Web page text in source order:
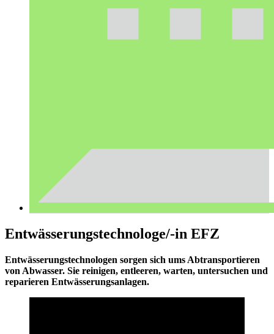
Entwässerungstechnologe/-in EFZ
Entwässerungstechnologen sorgen sich ums Abtransportieren
von Abwasser. Sie reinigen, entleeren, warten, untersuchen und
reparieren Entwässerungsanlagen.